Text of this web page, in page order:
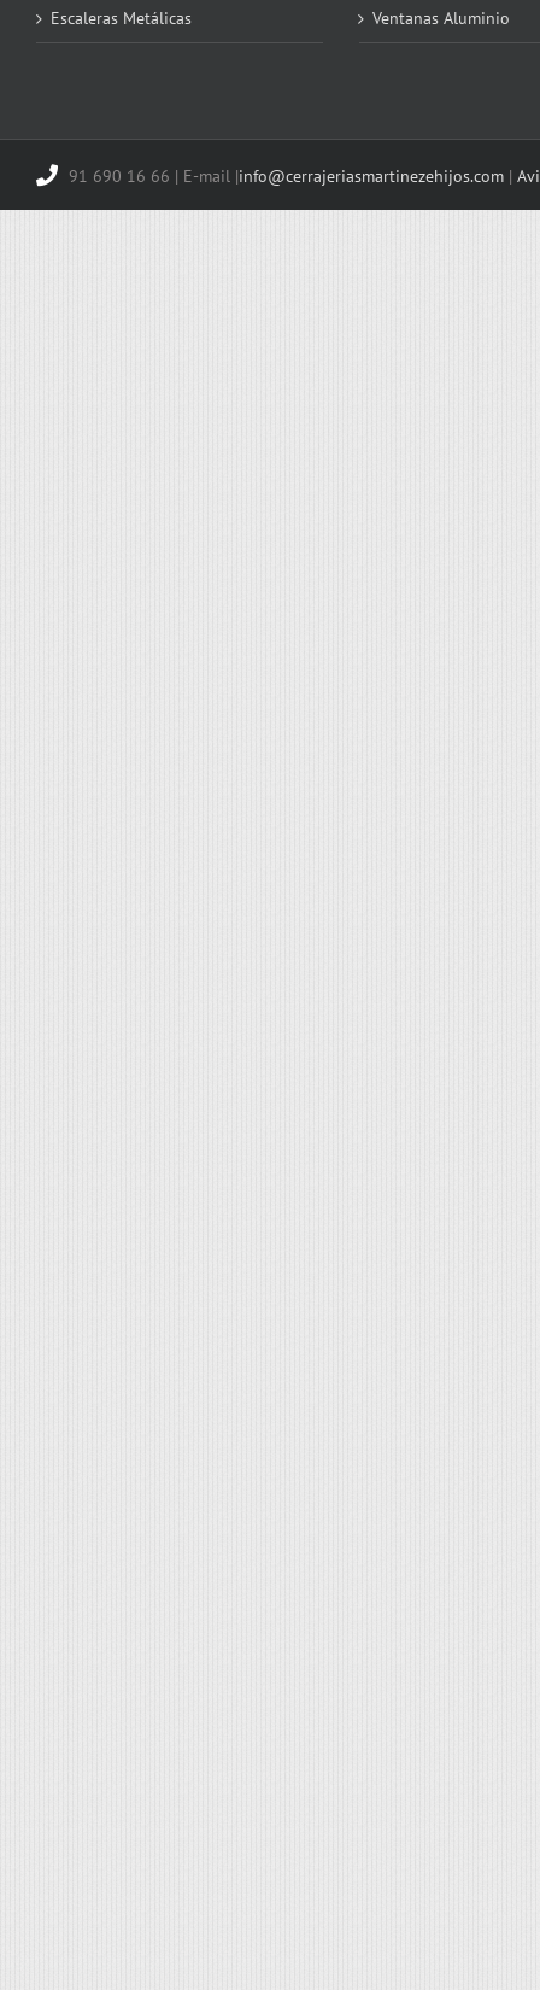
Escaleras Metálicas Ventanas Aluminio
91 690 16 66 | E-mail |info@cerrajeriasmartinezehijos.com |